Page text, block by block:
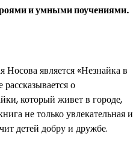
и умными поучениями.
является «Незнайка в
о
который живет в городе,
не только увлекательная и
детей добру и дружбе.